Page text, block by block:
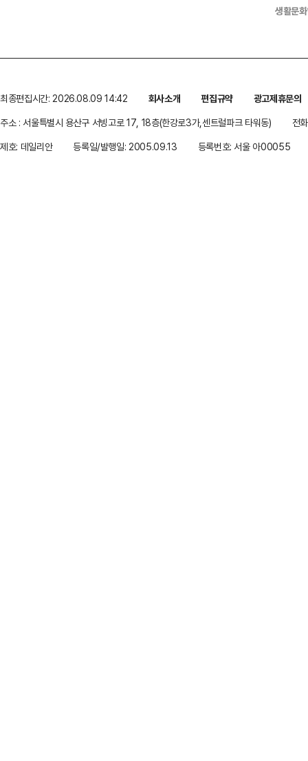
생활문
최종편집시간: 2026.08.09 14:42 회사소개 편집규약
광고제휴문의
주소 : 서울특별시 용산구 서빙고로 17, 18층(한강로3가,센트럴파크 타워동)
전
제호: 데일리안
등록일/발행일: 2005.09.13 등록번호: 서울 아00055